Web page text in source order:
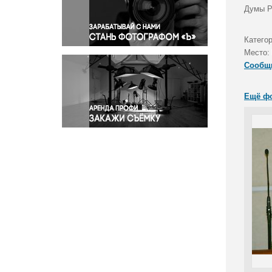
Правосудие
Происшествия и конфликты
Религия
Светская жизнь
Спорт
Экология
Экономика и бизнес
Думы
Место:
Ещё